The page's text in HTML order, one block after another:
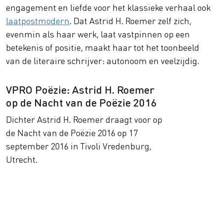
engagement en liefde voor het klassieke verhaal ook
laatpostmodern . Dat Astrid H. Roemer zelf zich,
evenmin als haar werk, laat vastpinnen op een
betekenis of positie, maakt haar tot het toonbeeld
van de literaire schrijver: autonoom en veelzijdig.
VPRO Poëzie: Astrid H. Roemer
op de Nacht van de Poëzie 2016
Dichter Astrid H. Roemer draagt voor op
de Nacht van de Poëzie 2016 op 17
september 2016 in Tivoli Vredenburg,
Utrecht.